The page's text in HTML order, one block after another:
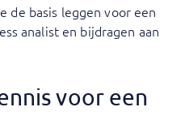
de basis leggen voor een
analist en bijdragen aan
voor een